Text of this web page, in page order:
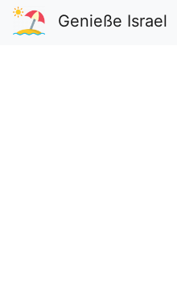
Genieße Israel